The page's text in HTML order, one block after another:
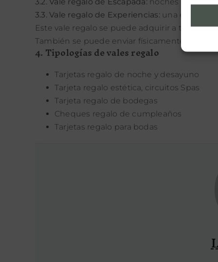
3.3. Vale regalo de Experiencias: una
Este vale regalo se puede adquirir a través
También se puede enviar físicamente a casa
4. Tipologías de vales regalo
Tarjetas regalo de noche y desayuno
Tarjeta regalo estética, circuitos Spas
Tarjeta regalo de bodegas
Cheques regalo de cumpleaños
Tarjetas regalo para bodas